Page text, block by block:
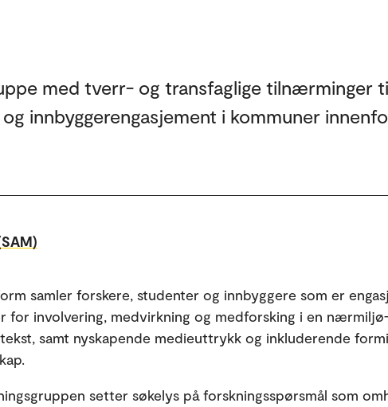
med tverr- og transfaglige tilnærminger
innbyggerengasjement i kommuner
samler forskere, studenter og innbyggere som er
for involvering, medvirkning og medforsking i en
samt nyskapende medieuttrykk og inkluderende
setter søkelys på forskningsspørsmål som